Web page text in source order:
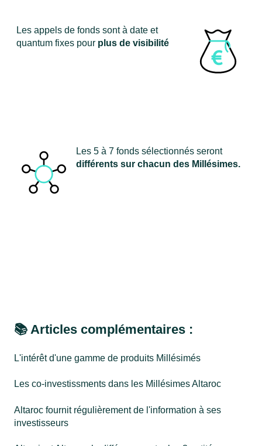
Les appels de fonds sont à date et
quantum fixes pour plus de visibilité
Les 5 à 7 fonds sélectionnés seront
différents sur chacun des Millésimes.
📚 Articles complémentaires :
L'intérêt d'une gamme de produits Millésimés
Les co-investissments dans les Millésimes Altaroc
Altaroc fournit régulièrement de l'information à ses
investisseurs